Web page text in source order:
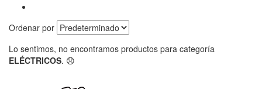
Ordenar por
Lo sentimos, no encontramos productos para categoría
ELÉCTRICOS. 😞